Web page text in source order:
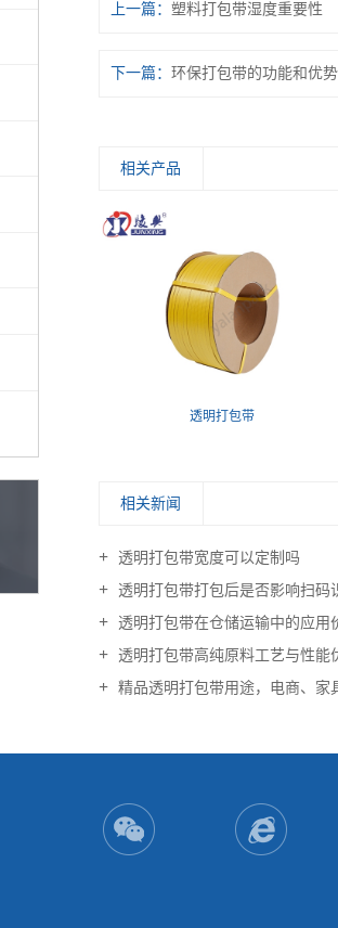
上一篇： 塑料打包带湿度重要性
下一篇： 环保打包带的功能和优势
相关产品
透明打包带
相关新闻
透明打包带宽度可以定制吗
透明打包带打包后是否影响扫码
透明打包带在仓储运输中的应用
透明打包带高纯原料工艺与性能
精品透明打包带用途，电商、家